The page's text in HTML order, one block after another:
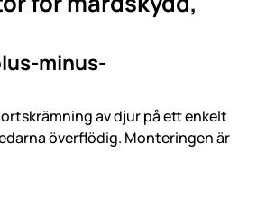
minus-
av djur på ett enkelt
överflödig. Monteringen är